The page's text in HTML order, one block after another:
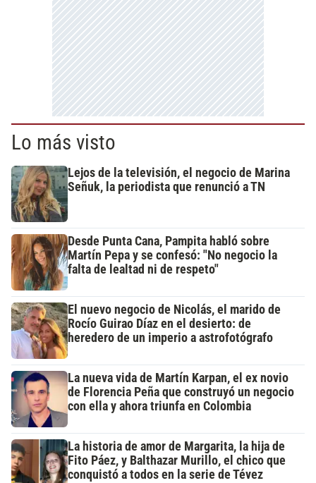
Lo más visto
Lejos de la televisión, el negocio de Marina
Señuk, la periodista que renunció a TN
Desde Punta Cana, Pampita habló sobre
Martín Pepa y se confesó: "No negocio la
falta de lealtad ni de respeto"
El nuevo negocio de Nicolás, el marido de
Rocío Guirao Díaz en el desierto: de
heredero de un imperio a astrofotógrafo
La nueva vida de Martín Karpan, el ex novio
de Florencia Peña que construyó un negocio
con ella y ahora triunfa en Colombia
La historia de amor de Margarita, la hija de
Fito Páez, y Balthazar Murillo, el chico que
conquistó a todos en la serie de Tévez